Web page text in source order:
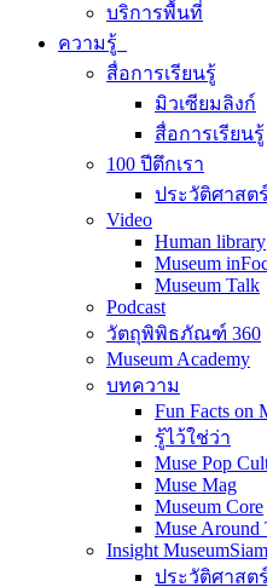
บริการพื้นที่
ความรู้
สื่อการเรียนรู้
มิวเซียมลิงก์
สื่อการเรียนรู้
100 ปีตึกเรา
ประวัติศาสต
Video
Human library
Museum
Museum Talk
Podcast
วัตถุพิพิธภัณฑ์ 360
Museum Academy
บทความ
Fun Facts on
รู้ไว้ใช่ว่า
Muse Pop
Muse Mag
Museum Core
Muse Around
Insight MuseumSiam
ประวัติศาสต